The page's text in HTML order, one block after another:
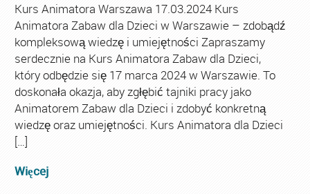
Kurs Animatora Warszawa 17.03.2024 Kurs
Animatora Zabaw dla Dzieci w Warszawie – zdobądź
kompleksową wiedzę i umiejętności Zapraszamy
serdecznie na Kurs Animatora Zabaw dla Dzieci,
który odbędzie się 17 marca 2024 w Warszawie. To
doskonała okazja, aby zgłębić tajniki pracy jako
Animatorem Zabaw dla Dzieci i zdobyć konkretną
wiedzę oraz umiejętności. Kurs Animatora dla Dzieci
[…]
Więcej